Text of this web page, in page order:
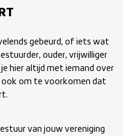
gebeurd, of iets wat
ouder, vrijwilliger
hier altijd met iemand over
ook om te voorkomen dat
van jouw vereniging